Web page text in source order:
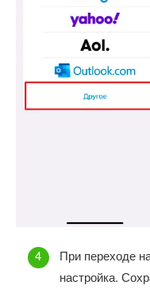
При переходе
настройка.